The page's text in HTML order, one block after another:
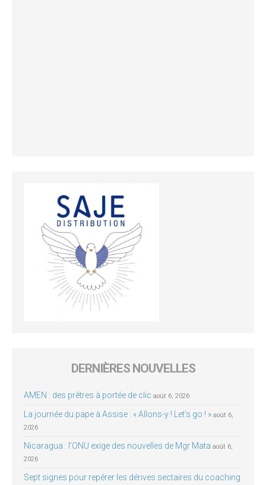
DERNIÈRES NOUVELLES
AMEN : des prêtres à portée de clic août 6, 2026
La journée du pape à Assise : « Allons-y ! Let’s go ! » août 6,
2026
Nicaragua : l’ONU exige des nouvelles de Mgr Mata août 6,
2026
Sept signes pour repérer les dérives sectaires du coaching